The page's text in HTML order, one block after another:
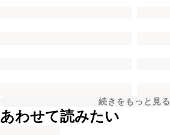
続きをもっと見る
あわせて読みたい